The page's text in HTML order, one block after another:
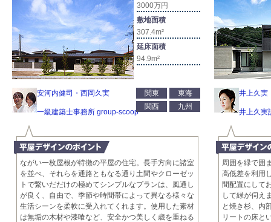
3000万円
敷地面積
307.4m²
延床面積
94.9m²
安河内健司・西岡久実
一級建築士事務所 group-scoop
関東
東海
関西
九州
ながい一枚屋根が特徴の平屋の住宅。長手方向に諸室
を並べ、それらを通路ともなる通り土間やクローゼッ
トで繋いだだけの極めてシンプルなプランは、風通し
が良く、自由で、季節や時間帯によって異なる様々な
生活シーンを柔軟に受入れてくれます。使用した素材
は無垢の木材や漆喰など、安全かつ美しく歳を重ねる
井上久実
井上久実
周囲を緑で囲
高低差を利用
間配置にして
して緑が伺え
と焼き杉、内
リートの床と